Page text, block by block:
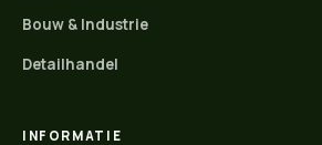
Bouw & Industrie
Detailhandel
INFORMATIE